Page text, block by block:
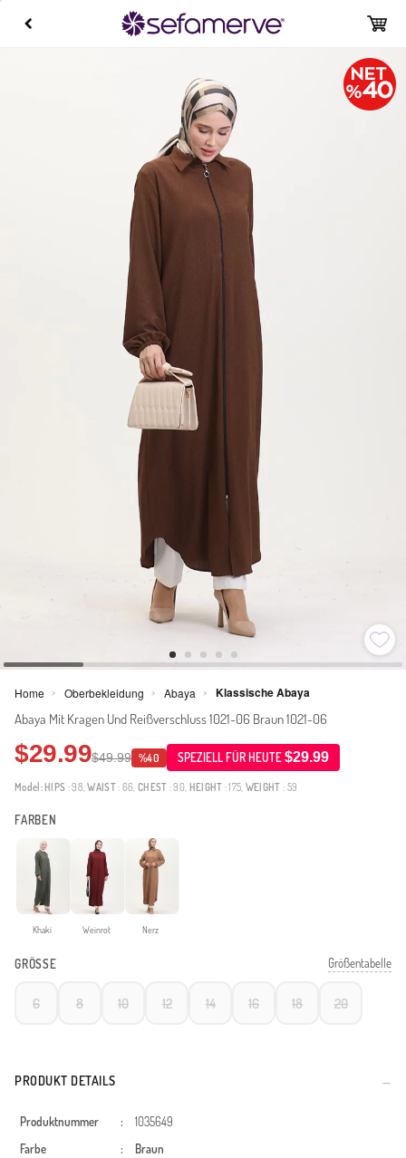
Home > Oberbekleidung > Abaya > Klassische Abaya
Abaya Mit Kragen Und Reißverschluss 1021-06 Braun 1021-06
$29.99$49.99 %40 SPEZIELL FÜR HEUTE$29.99
Model: HIPS : 98,WAIST: 66,CHEST : 90, HEIGHT : 175, WEIGHT : 59
FARBEN
Khaki Weinrot Nerz
GRÖSSE Größentabelle
6 8 10 12 14 16 18 20
PRODUKT DETAILS
Produktnummer :
1035649
Farbe
:
Braun